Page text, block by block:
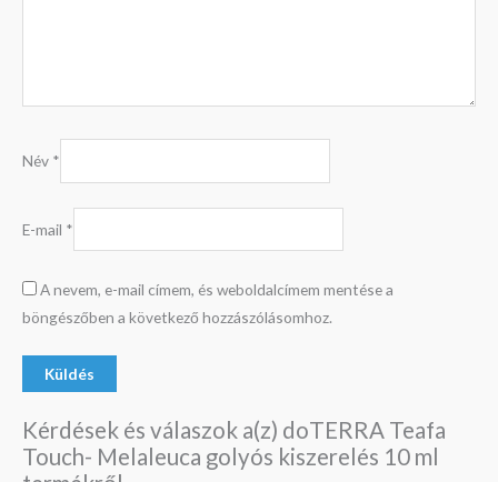
Név *
E-mail *
A nevem, e-mail címem, és weboldalcímem mentése a
böngészőben a következő hozzászólásomhoz.
Kérdések és válaszok a(z) doTERRA Teafa
Touch- Melaleuca golyós kiszerelés 10 ml